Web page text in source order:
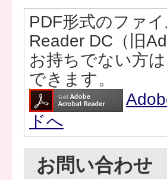
PDF形式のファ
Reader DC（旧
お持ちでない方
できます。
ドへ
お問い合わせ